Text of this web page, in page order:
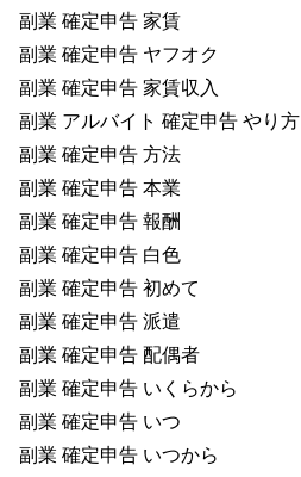
副業 確定申告 家賃
副業 確定申告 ヤフオク
副業 確定申告 家賃収入
副業 アルバイト 確定申告 やり方
副業 確定申告 方法
副業 確定申告 本業
副業 確定申告 報酬
副業 確定申告 白色
副業 確定申告 初めて
副業 確定申告 派遣
副業 確定申告 配偶者
副業 確定申告 いくらから
副業 確定申告 いつ
副業 確定申告 いつから